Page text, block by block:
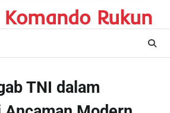
Rukun
TNI dalam